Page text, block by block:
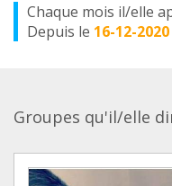
Chaque mois il/elle
Depuis le 16-12-2020
Groupes qu'il/elle